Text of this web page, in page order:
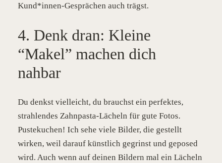
Kund*innen-Gesprächen auch trägst.
4. Denk dran: Kleine
“Makel” machen dich
nahbar
Du denkst vielleicht, du brauchst ein perfektes,
strahlendes Zahnpasta-Lächeln für gute Fotos.
Pustekuchen! Ich sehe viele Bilder, die gestellt
wirken, weil darauf künstlich gegrinst und geposed
wird. Auch wenn auf deinen Bildern mal ein Lächeln